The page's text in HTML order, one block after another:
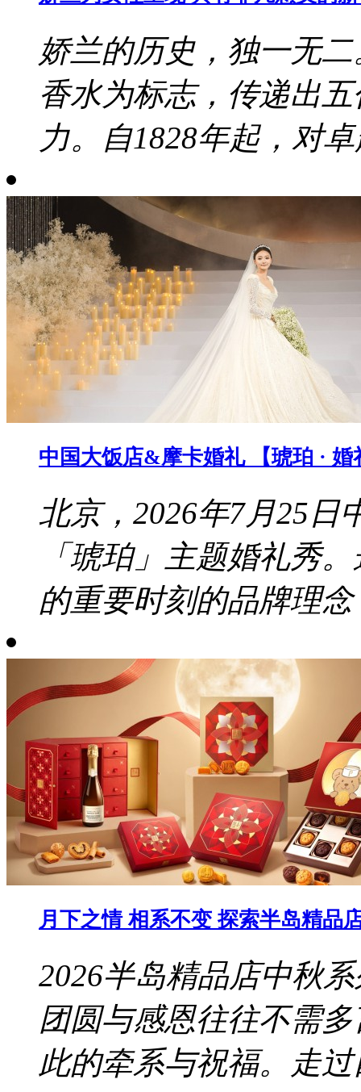
娇兰的历史，独一无
香水为标志，传递出
力。自1828年起，对
中国大饭店&摩卡婚礼 【琥珀 ·
北京，2026年7月25日
「琥珀」主题婚礼秀
的重要时刻的品牌理念
月下之情 相系不变 探索半岛精品
2026半岛精品店中秋
团圆与感恩往往不需
此的牵系与祝福。走